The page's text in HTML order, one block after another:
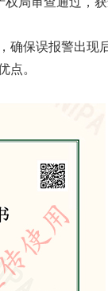
确保误报警出现
点。